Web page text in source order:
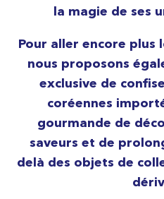
la magie de ses
Pour aller encore plus
nous proposons
exclusive de
coréennes
gourmande de
saveurs et de
delà des objets de